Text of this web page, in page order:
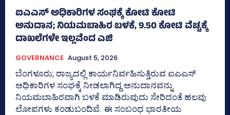
ಐಎಎಸ್‌ ಅಧಿಕಾರಿಗಳ ಸಂಘಕ್ಕೆ ಕೋಟಿ ಕೋಟಿ
ಅನುದಾನ; ನಿಯಮಬಾಹಿರ ಬಳಕೆ, 9.50 ಕೋಟಿ ವೆಚ್ಚಕ್ಕೆ
ದಾಖಲೆಗಳೇ ಇಲ್ಲವೆಂದ ಎಜಿ
GOVERNANCE August 5, 2026
ಬೆಂಗಳೂರು; ರಾಜ್ಯದಲ್ಲಿ ಕಾರ್ಯನಿರ್ವಹಿಸುತ್ತಿರುವ ಐಎಎಸ್‌
ಅಧಿಕಾರಿಗಳ ಸಂಘಕ್ಕೆ ನೀಡಲಾಗಿದ್ದ ಅನುದಾನವನ್ನು
ನಿಯಮಬಾಹಿರವಾಗಿ ಬಳಕೆ ಮಾಡಿರುವುದು ಸೇರಿದಂತೆ ಹಲವು
ಲೋಪಗಳು ಕಂಡುಬಂದಿವೆ. ಈ ಸಂಬಂಧ ಭಾರತೀಯ